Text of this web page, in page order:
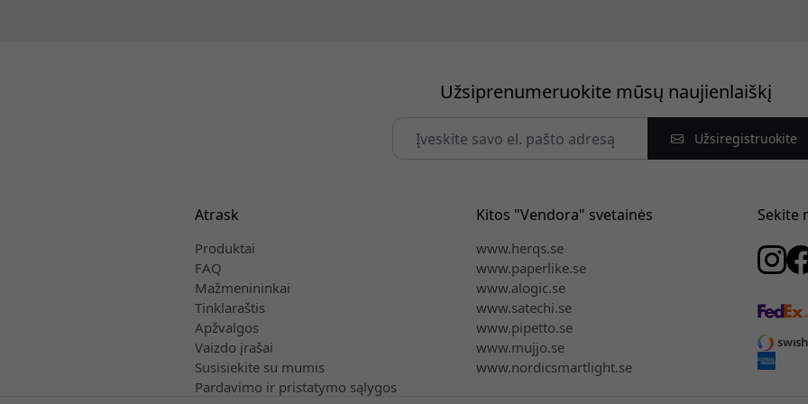
Užsiprenumeruokite mūsų naujienlaiškį
Užsiregistruokite
Atrask
Produktai
FAQ
Mažmenininkai
Tinklaraštis
Apžvalgos
Vaizdo įrašai
Susisiekite su mumis
Pardavimo ir pristatymo sąlygos
Kitos "Vendora" svetainės
www.herqs.se
www.paperlike.se
www.alogic.se
www.satechi.se
www.pipetto.se
www.mujjo.se
www.nordicsmartlight.se
Sekite